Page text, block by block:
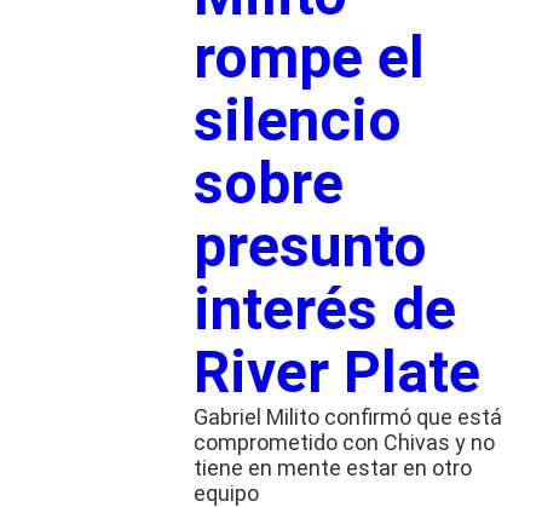
rompe el
silencio
sobre
presunto
interés de
River Plate
Gabriel Milito confirmó que está
comprometido con Chivas y no
tiene en mente estar en otro
equipo